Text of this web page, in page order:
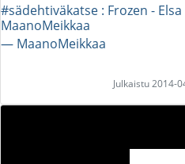
#sädehtiväkatse : Frozen -
MaanoMeikkaa
― MaanoMeikkaa
Julkaistu 2014-